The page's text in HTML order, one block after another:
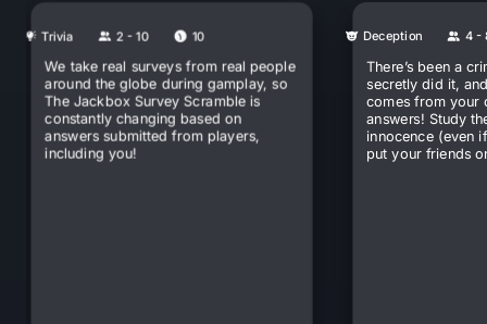
Trivia 2 - 10 10
We take real surveys from real people
around the globe during gamplay, so
The Jackbox Survey Scramble is
constantly changing based on
answers submitted from players,
including you!
Deception 4 -
There’s been a
secretly did it,
comes from your
answers! Study
innocence (even
put your friends